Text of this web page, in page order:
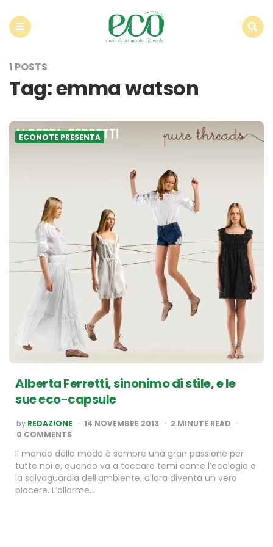
1 POSTS
Tag:emma watson
ECONOTE PRESENTA
Alberta Ferretti, sinonimo di stile, e le
sue eco-capsule
POSTED
BY
by REDAZIONE 14 NOVEMBRE 2013 2 MINUTE READ
0 COMMENTS
Il mondo della moda è sempre una gran passione per
tutte noi e, quando va a toccare temi come l’ecologia e
la salvaguardia dell’ambiente, allora diventa un vero
piacere. L’allarme…